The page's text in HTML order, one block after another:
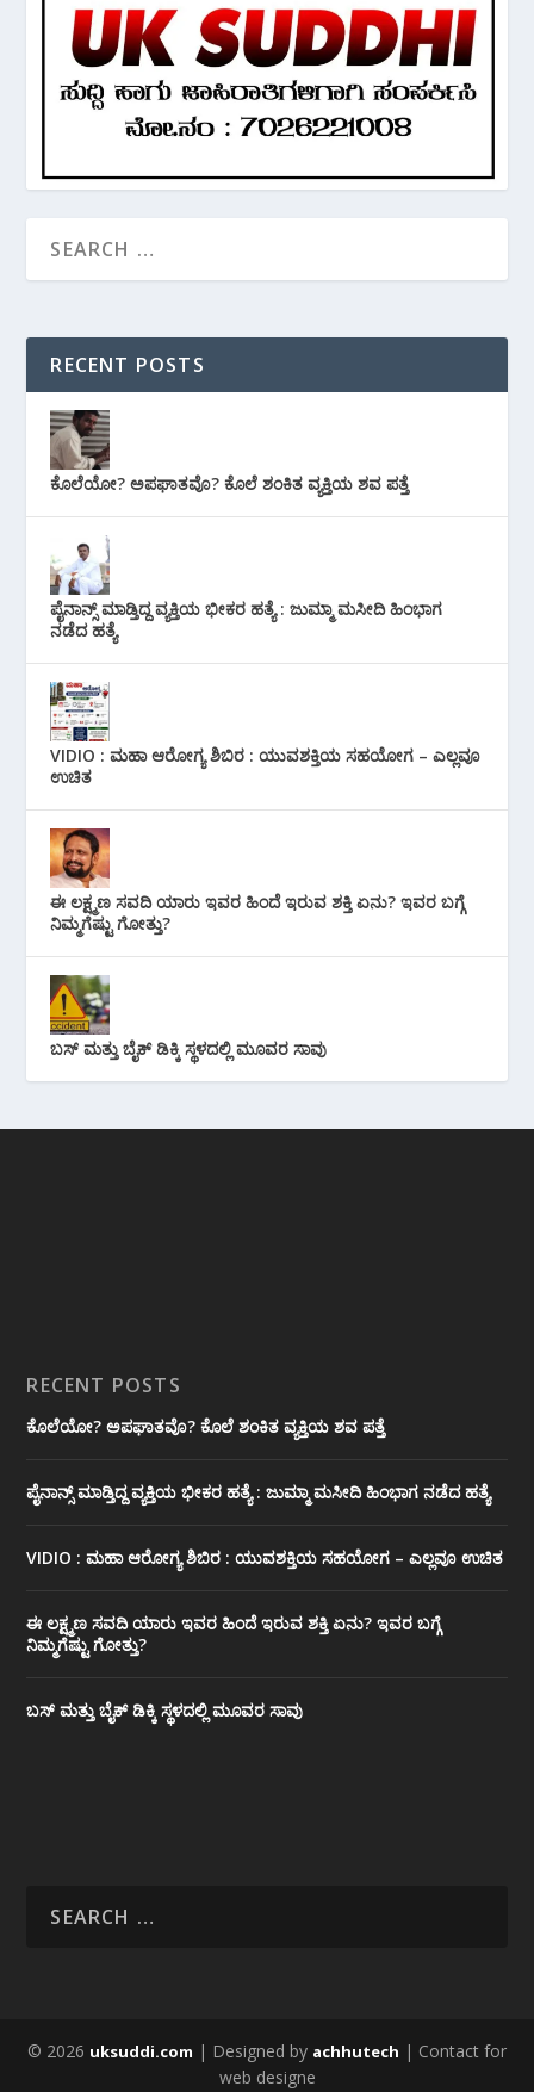
RECENT POSTS
ಕೊಲೆಯೋ? ಅಪಘಾತವೊ? ಕೊಲೆ ಶಂಕಿತ ವ್ಯಕ್ತಿಯ ಶವ ಪತ್ತೆ
ಪೈನಾನ್ಸ್ ಮಾಡ್ತಿದ್ದ ವ್ಯಕ್ತಿಯ ಭೀಕರ‌ ಹತ್ಯೆ : ಜುಮ್ಮಾ ಮಸೀದಿ ಹಿಂಭಾಗ
ನಡೆದ ಹತ್ಯೆ
VIDIO : ಮಹಾ ಆರೋಗ್ಯ ಶಿಬಿರ : ಯುವಶಕ್ತಿಯ ಸಹಯೋಗ – ಎಲ್ಲವೂ
ಉಚಿತ
ಈ ಲಕ್ಷ್ಮಣ ಸವದಿ ಯಾರು ಇವರ ಹಿಂದೆ ಇರುವ ಶಕ್ತಿ ಏನು? ಇವರ ಬಗ್ಗೆ
ನಿಮ್ಮಗೆಷ್ಟು ಗೋತ್ತು?
ಬಸ್ ಮತ್ತು ಬೈಕ್ ಡಿಕ್ಕಿ ಸ್ಥಳದಲ್ಲಿ ಮೂವರ ಸಾವು
RECENT POSTS
ಕೊಲೆಯೋ? ಅಪಘಾತವೊ? ಕೊಲೆ ಶಂಕಿತ ವ್ಯಕ್ತಿಯ ಶವ ಪತ್ತೆ
ಪೈನಾನ್ಸ್ ಮಾಡ್ತಿದ್ದ ವ್ಯಕ್ತಿಯ ಭೀಕರ‌ ಹತ್ಯೆ : ಜುಮ್ಮಾ ಮಸೀದಿ ಹಿಂಭಾಗ ನಡೆದ ಹತ್ಯೆ
VIDIO : ಮಹಾ ಆರೋಗ್ಯ ಶಿಬಿರ : ಯುವಶಕ್ತಿಯ ಸಹಯೋಗ – ಎಲ್ಲವೂ ಉಚಿತ
ಈ ಲಕ್ಷ್ಮಣ ಸವದಿ ಯಾರು ಇವರ ಹಿಂದೆ ಇರುವ ಶಕ್ತಿ ಏನು? ಇವರ ಬಗ್ಗೆ
ನಿಮ್ಮಗೆಷ್ಟು ಗೋತ್ತು?
ಬಸ್ ಮತ್ತು ಬೈಕ್ ಡಿಕ್ಕಿ ಸ್ಥಳದಲ್ಲಿ ಮೂವರ ಸಾವು
© 2026 uksuddi.com | Designed by achhutech | Contact for
web designe